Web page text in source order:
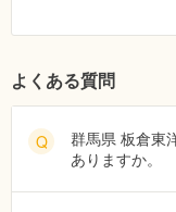
よくある質問
Q
群馬県 板倉東
ありますか。